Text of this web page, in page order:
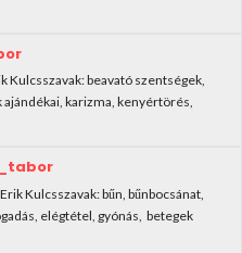
Kulcsszavak: beavató szentségek,
karizma, kenyértörés,
Kulcsszavak: bűn, bűnbocsánat,
elégtétel, gyónás, betegek